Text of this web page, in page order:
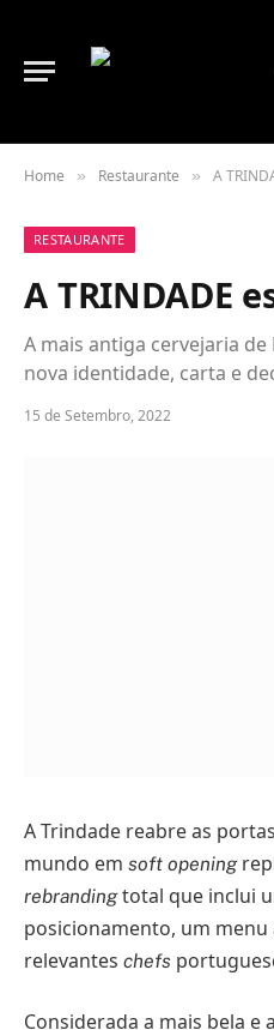
Home » Restaurante » A
RESTAURANTE
A TRINDADE
A mais antiga cervejaria
nova identidade, carta e
15 de Setembro, 2022
A Trindade reabre as
mundo em soft opening
rebrandingtotal que inclui
posicionamento, um
relevantes chefs
Considerada a mais bela e